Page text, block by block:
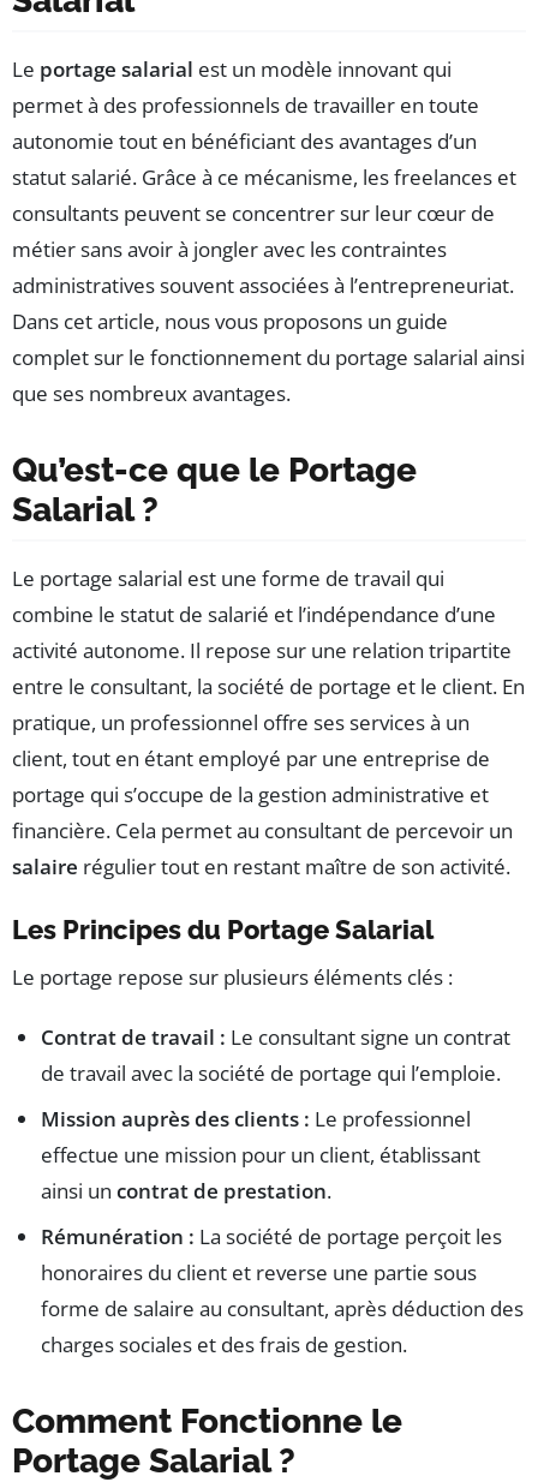
Le portage salarial est un modèle innovant qui
permet à des professionnels de travailler en toute
autonomie tout en bénéficiant des avantages d’un
statut salarié. Grâce à ce mécanisme, les freelances et
consultants peuvent se concentrer sur leur cœur de
métier sans avoir à jongler avec les contraintes
administratives souvent associées à l’entrepreneuriat.
Dans cet article, nous vous proposons un guide
complet sur le fonctionnement du portage salarial ainsi
que ses nombreux avantages.
Qu’est-ce que le Portage
Salarial ?
Le portage salarial est une forme de travail qui
combine le statut de salarié et l’indépendance d’une
activité autonome. Il repose sur une relation tripartite
entre le consultant, la société de portage et le client. En
pratique, un professionnel offre ses services à un
client, tout en étant employé par une entreprise de
portage qui s’occupe de la gestion administrative et
financière. Cela permet au consultant de percevoir un
salaire régulier tout en restant maître de son activité.
Les Principes du Portage Salarial
Le portage repose sur plusieurs éléments clés :
Contrat de travail : Le consultant signe un contrat
de travail avec la société de portage qui l’emploie.
Mission auprès des clients : Le professionnel
effectue une mission pour un client, établissant
ainsi un contrat de prestation.
Rémunération : La société de portage perçoit les
honoraires du client et reverse une partie sous
forme de salaire au consultant, après déduction des
charges sociales et des frais de gestion.
Comment Fonctionne le
Portage Salarial ?